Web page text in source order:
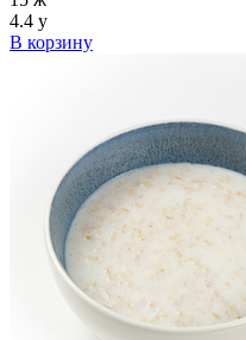
4.4 у
В корзину